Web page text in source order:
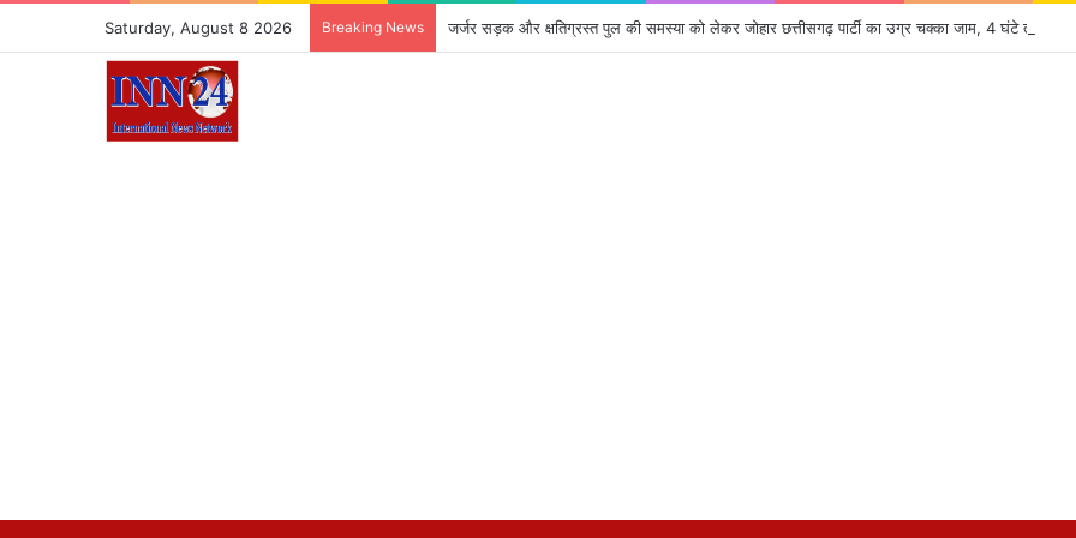
Saturday, August 8 2026 Breaking News जर्जर सड़क और क्षतिग्रस्त पुल की समस्या को लेकर जोहार छत्तीसगढ़ पार्टी का उग्र चक्का जाम, 4 घंटे तक थमा